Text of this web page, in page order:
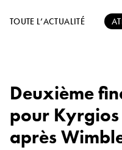
TOUTE L’ACTUALITÉ
Deuxième
pour
après